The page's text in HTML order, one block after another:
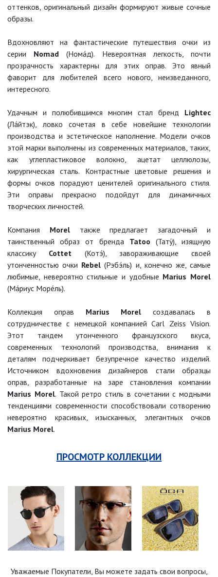
оттенков, оригинальный дизайн формируют живые сочные
образы.
Вдохновляют на фантастические путешествия очки из
серии Nomad (Нома́д). Невероятная легкость, почти
прозрачность характерны для этих оправ. Это явный
фаворит для любителей всего нового, неизведанного,
интересного.
Удачным и полюбившимся многим стал бренд Lightec
(Ла́йтэк), ловко сочетая в себе новейшие технологии
производства и эстетическое наполнение. Модели очков
этой марки выполнены из современных материалов, таких,
как углепластиковое волокно, ацетат целлюлозы,
хирургическая сталь. Контрастные цветовые решения и
формы очков порадуют ценителей оригинального стиля.
Эти оправы прекрасно подойдут для динамичных
творческих личностей.
Компания Morelтакже предлагает загадочный и
таинственный образ от бренда Tatoo (Тату́), изящную
классику Cottet (Котэ́), завораживающие своей
утонченностью очки Rebel (Рэбэ́ль) и, конечно же, самые
любимые, невероятно стильные и удобные Marius Morel
(Ма́риус Море́ль).
Коллекция оправ Marius Morel создавалась в
сотрудничестве с немецкой компанией Carl Zeiss Vision.
Этот тандем утонченного французского вкуса,
современных технологий производства, внимания к
деталям подчеркивает безупречное качество изделий.
Источником вдохновения дизайнеров стали образцы
оправ, разработанные на заре становления компании
Marius Morel. Такой ретро стиль в сочетании с модными
тенденциями современности способствовали сотворению
невероятно красивых, изысканных, элегантных очков
Marius Morel.
ПРОСМОТР КОЛЛЕКЦИИ
Уважаемые Покупатели, Вы можете задать свои вопросы,